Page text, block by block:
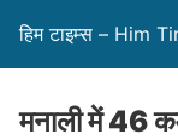
हिम टाइम्स – Him
मनाली में 46